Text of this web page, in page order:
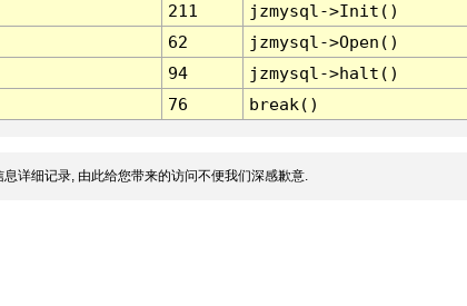
211
jzmysql->Init()
62
jzmysql->Open()
94
jzmysql->halt()
76 break()
详细记录, 由此给您带来的访问不便我们深感歉意.